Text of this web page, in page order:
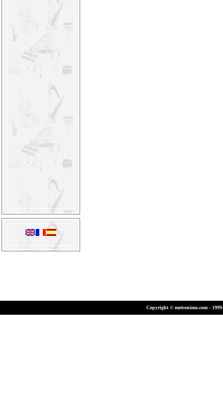
Copyright © metronimo.com -